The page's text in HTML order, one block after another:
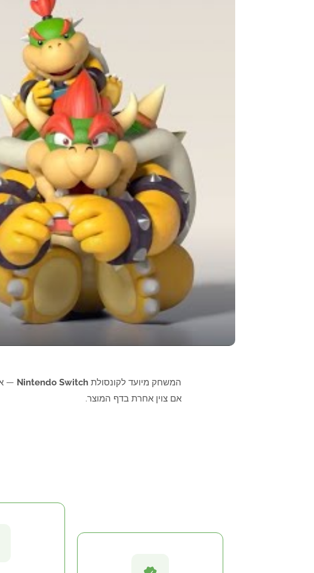
המשחק מיועד לקונסולת Nintendo Switch
אם צוין אחרת בדף המוצר.